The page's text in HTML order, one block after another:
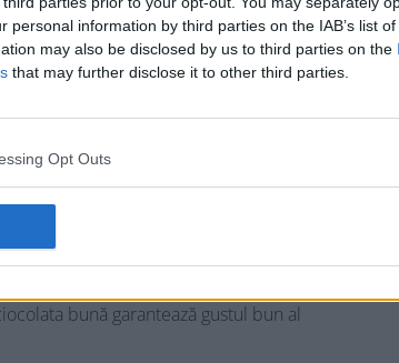
personal information by third parties on the IAB’s list
may also be disclosed by us to third parties on the
that may further disclose it to other third parties.
Opt Outs
și zmeură:
bună garantează gustul bun al